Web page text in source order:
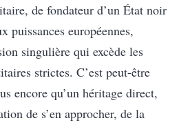
de fondateur d’un État noir
puissances européennes,
singulière qui excède les
strictes. C’est peut-être
encore qu’un héritage direct,
de s’en approcher, de la